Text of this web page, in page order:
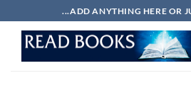
ADD ANYTHING HERE OR